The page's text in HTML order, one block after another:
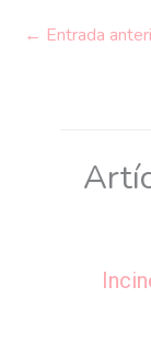
← Entrada